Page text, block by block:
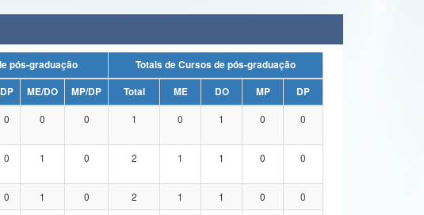
Total de Programas de pós-graduação
Totais de Cursos de pós-graduação
DP ME/DO MP/DP Total ME DO MP
DP
0 0 0 1 0 1 0 0
0 1 0 2 1 1 0 0
0 1 0 2 1 1 0
0